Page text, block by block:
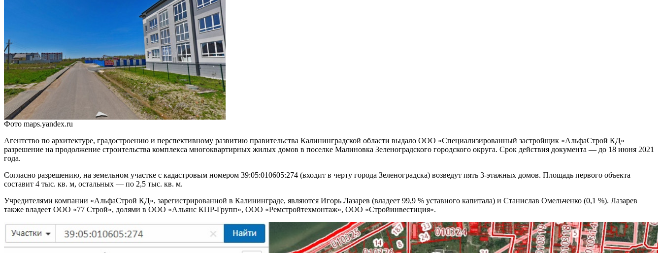
Фото maps.yandex.ru
Агентство по архитектуре, градостроению и перспективному развитию правительства Калининградской области выдало ООО «Специализированный застройщик «АльфаСтрой КД»
разрешение на продолжение строительства комплекса многоквартирных жилых домов в поселке Малиновка Зеленоградского городского округа. Срок действия документа — до 18 июня 2021
года.
Согласно разрешению, на земельном участке с кадастровым номером 39:05:010605:274 (входит в черту города Зеленоградска) возведут пять 3-этажных домов. Площадь первого объекта
составит 4 тыс. кв. м, остальных — по 2,5 тыс. кв. м.
Учредителями компании «АльфаСтрой КД», зарегистрированной в Калининграде, являются Игорь Лазарев (владеет 99,9 % уставного капитала) и Станислав Омельченко (0,1 %). Лазарев
также владеет ООО «77 Строй», долями в ООО «Альянс КПР-Групп», ООО «Ремстройтехмонтаж», ООО «Стройинвестиция».